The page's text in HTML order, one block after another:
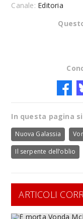
Canale: Editoria
In questa pagina
Nuova Galassia
Il serpente dell’oblio
ARTICOLI